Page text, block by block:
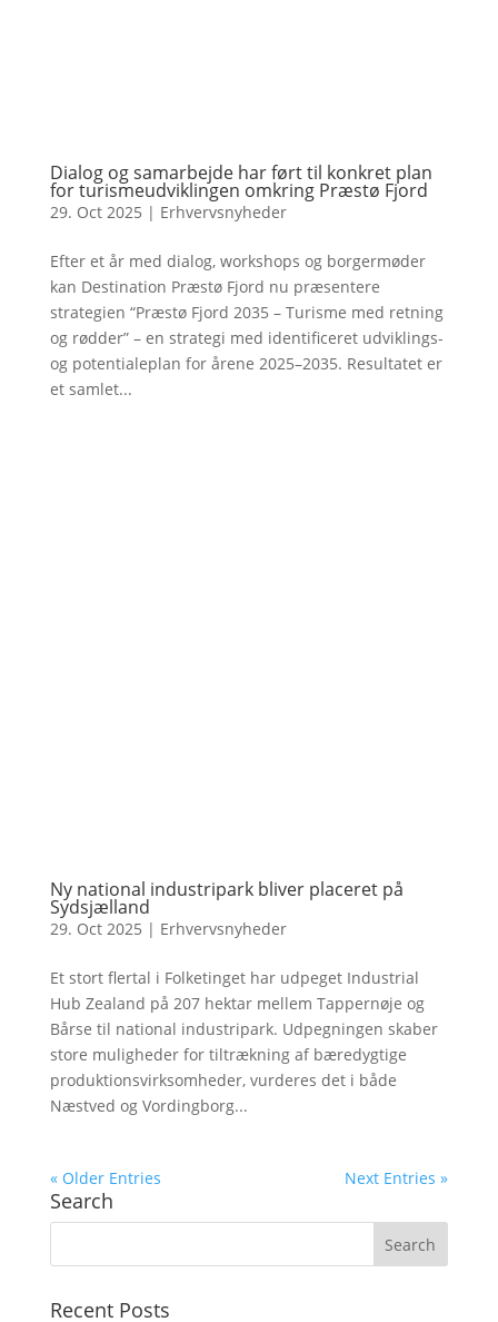
Dialog og samarbejde har ført til konkret plan
for turismeudviklingen omkring Præstø Fjord
29. Oct 2025 | Erhvervsnyheder
Efter et år med dialog, workshops og borgermøder
kan Destination Præstø Fjord nu præsentere
strategien “Præstø Fjord 2035 – Turisme med retning
og rødder” – en strategi med identificeret udviklings-
og potentialeplan for årene 2025–2035. Resultatet er
et samlet...
Ny national industripark bliver placeret på
Sydsjælland
29. Oct 2025 | Erhvervsnyheder
Et stort flertal i Folketinget har udpeget Industrial
Hub Zealand på 207 hektar mellem Tappernøje og
Bårse til national industripark. Udpegningen skaber
store muligheder for tiltrækning af bæredygtige
produktionsvirksomheder, vurderes det i både
Næstved og Vordingborg...
« Older Entries Next Entries »
Search
Recent Posts